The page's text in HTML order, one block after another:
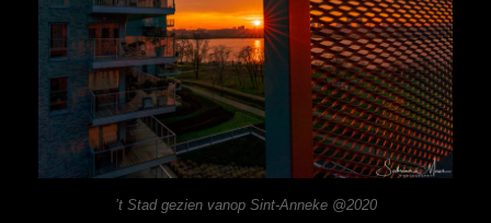
’t Stad gezien vanop Sint-Anneke @2020